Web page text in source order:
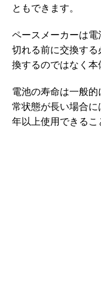
ともできます。
ペースメーカーは
切れる前に交換す
換するのではなく本
電池の寿命は一般
常状態が長い場合
年以上使用できるこ